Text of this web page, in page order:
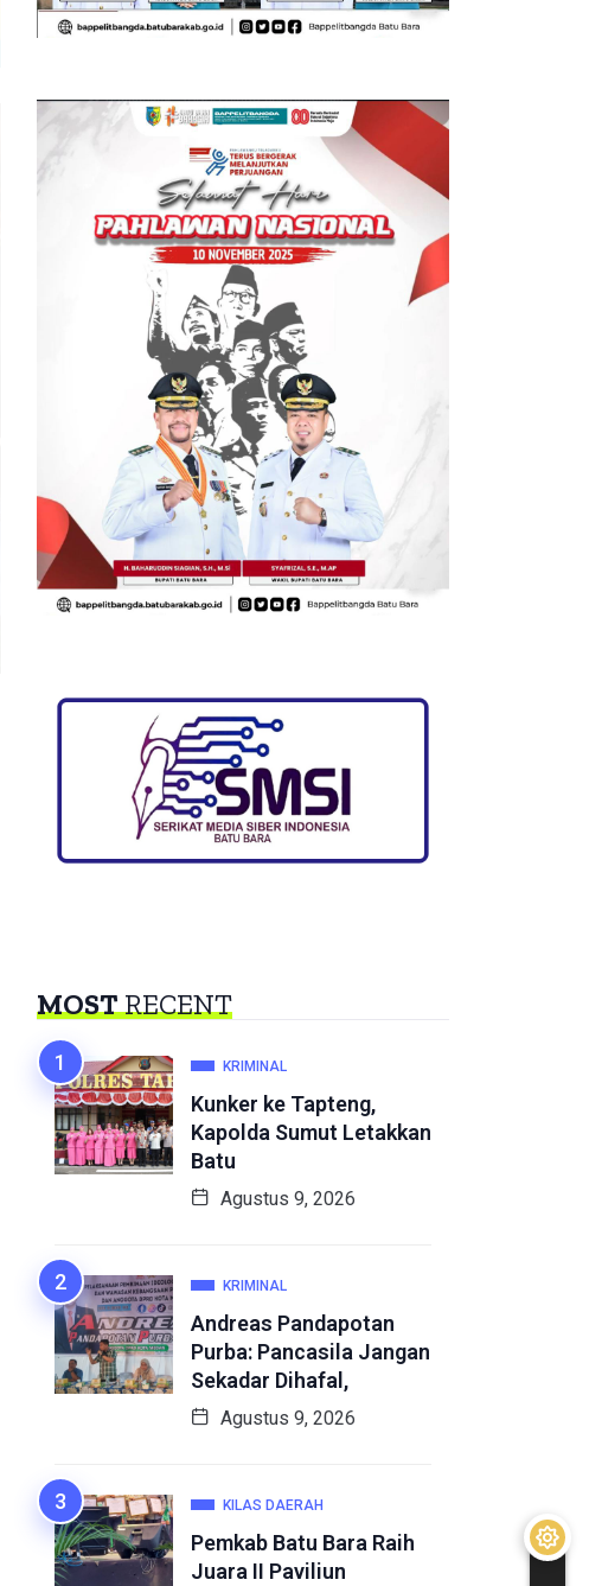
MOSTRECENT
KRIMINAL
Kunker ke Tapteng,
Kapolda Sumut Letakkan
Batu
Agustus 9, 2026
KRIMINAL
Andreas Pandapotan
Purba: Pancasila Jangan
Sekadar Dihafal,
Agustus 9, 2026
KILAS DAERAH
Pemkab Batu Bara Raih
Juara II Paviliun